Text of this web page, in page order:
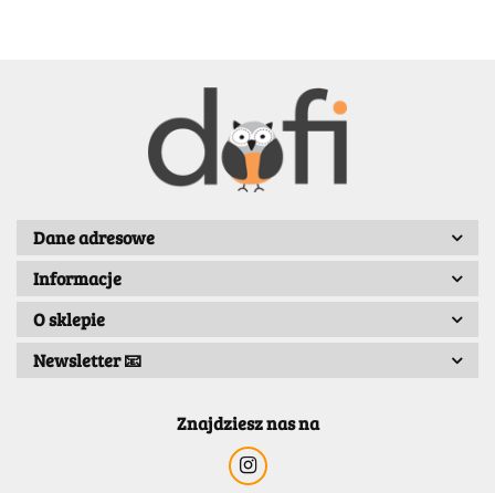
BENASSI/GALGI
Dane adresowe
Informacje
O sklepie
Newsletter 📧
Znajdziesz nas na